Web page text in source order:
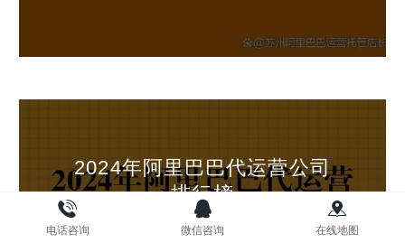
2024年阿里巴巴代运营公司
排行榜
电话咨询 微信咨询 在线地图